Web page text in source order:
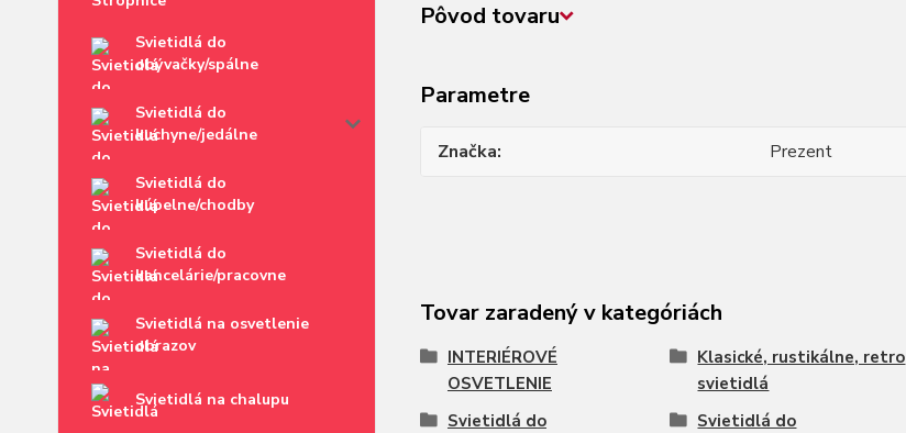
Svietidlá do
obývačky/spálne
Svietidlá do
kuchyne/jedálne
Svietidlá do
kúpelne/chodby
Svietidlá do
kancelárie/pracovne
Svietidlá na osvetlenie
obrazov
Svietidlá na chalupu
Pôvod tovaru
Parametre
Značka Prezent
Tovar zaradený v kategóriách
INTERIÉROVÉ
OSVETLENIE
Klasické, rustikálne, retro
svietidlá
Svietidlá do
Svietidlá do